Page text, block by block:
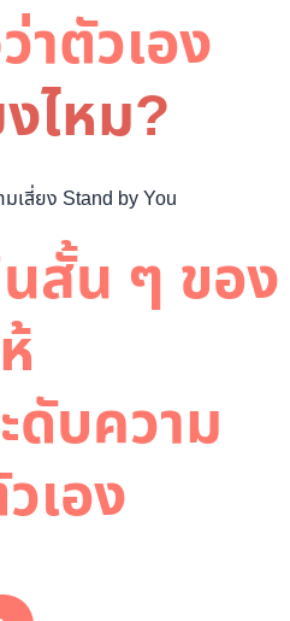
าตัวเอง
ไหม?
สั้น ๆ ของ
ดับความ
เอง